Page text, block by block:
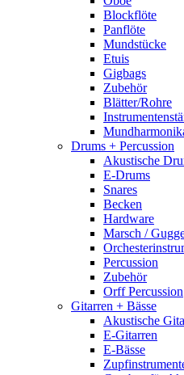
Blockflöte
Panflöte
Mundstücke
Etuis
Gigbags
Zubehör
Blätter/Rohre
Drums + Percussion
Akustische
E-Drums
Snares
Becken
Hardware
Marsch /
Percussion
Zubehör
Orff Percussion
Gitarren + Bässe
Akustische
E-Gitarren
E-Bässe